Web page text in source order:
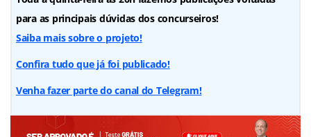
para as principais dúvidas dos concurseiros!
Saiba mais sobre o projeto!
Confira tudo que já foi publicado!
Venha fazer parte do canal do Telegram!